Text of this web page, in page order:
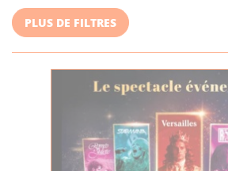
PLUS DE FILTRES